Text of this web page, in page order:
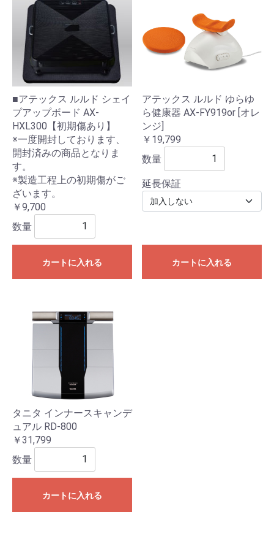
■アテックス ルルド シェイ
プアップボード AX-
HXL300【初期傷あり】
※一度開封しております、
開封済みの商品となりま
す。
※製造工程上の初期傷がご
ざいます。
￥9,700
数量
カートに入れる
アテックス ルルド ゆらゆ
ら健康器 AX-FY919or [オレ
ンジ]
￥19,799
数量
延長保証
カートに入れる
タニタ インナースキャンデ
ュアル RD-800
￥31,799
数量
カートに入れる